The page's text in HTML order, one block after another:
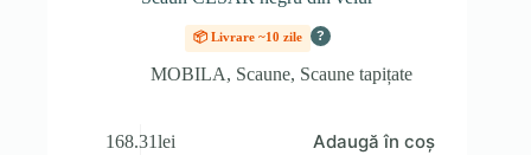
📦 Livrare ~10 zile ?
MOBILA, Scaune, Scaune tapițate
168.31lei Adaugă în coș